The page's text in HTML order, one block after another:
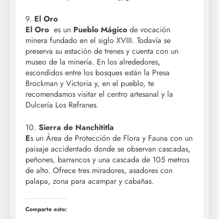
9. El Oro
El Oro es un Pueblo Mágico de vocación
minera fundado en el siglo XVIII. Todavía se
preserva su estación de trenes y cuenta con un
museo de la minería. En los alrededores,
escondidos entre los bosques están la Presa
Brockman y Victoria y, en el pueblo, te
recomendamos visitar el centro artesanal y la
Dulcería Los Refranes.
10. Sierra de Nanchititla
Es un Área de Protección de Flora y Fauna con un
paisaje accidentado donde se observan cascadas,
peñones, barrancos y una cascada de 105 metros
de alto. Ofrece tres miradores, asadores con
palapa, zona para acampar y cabañas.
Comparte esto: